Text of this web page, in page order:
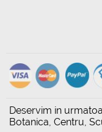
Deservim in
Botanica, Centru,